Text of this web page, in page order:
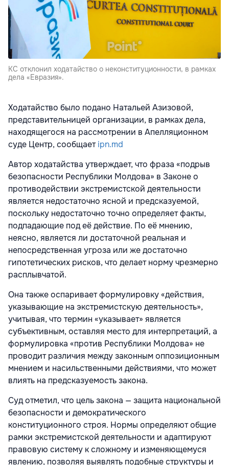
КС отклонил ходатайство о неконституционности, в рамках
дела «Евразия».
Ходатайство было подано Натальей Азизовой,
представительницей организации, в рамках дела,
находящегося на рассмотрении в Апелляционном
суде Центр, сообщаетipn.md
Автор ходатайства утверждает, что фраза «подрыв
безопасности Республики Молдова» в Законе о
противодействии экстремистской деятельности
является недостаточно ясной и предсказуемой,
поскольку недостаточно точно определяет факты,
подпадающие под её действие. По её мнению,
неясно, является ли достаточной реальная и
непосредственная угроза или же достаточно
гипотетических рисков, что делает норму чрезмерно
расплывчатой.
Она также оспаривает формулировку «действия,
указывающие на экстремистскую деятельность»,
учитывая, что термин «указывает» является
субъективным, оставляя место для интерпретаций, а
формулировка «против Республики Молдова» не
проводит различия между законным оппозиционным
мнением и насильственными действиями, что может
влиять на предсказуемость закона.
Суд отметил, что цель закона — защита национальной
безопасности и демократического
конституционного строя. Нормы определяют общие
рамки экстремистской деятельности и адаптируют
правовую систему к сложному и изменяющемуся
явлению, позволяя выявлять подобные структуры и